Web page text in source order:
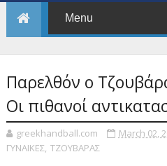
Παρελθόν ο
Οι πιθανοί
greekhandball.com March 02,
ΓΥΝΑΙΚΕΣ, ΤΖΟΥΒΑΡΑΣ